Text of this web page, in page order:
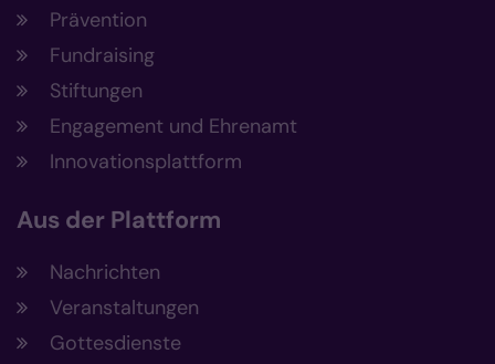
Prävention
Fundraising
Stiftungen
Engagement und Ehrenamt
Innovationsplattform
Aus der Plattform
Nachrichten
Veranstaltungen
Gottesdienste